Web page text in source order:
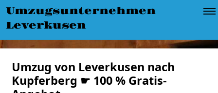
Umzugsunternehmen
Leverkusen
Umzug von Leverkusen nach
Kupferberg ☛ 100 % Gratis-